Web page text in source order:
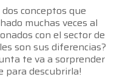
dos conceptos que
muchas veces al
con el sector de
son sus diferencias?
te va a sorprender
para descubrirla!